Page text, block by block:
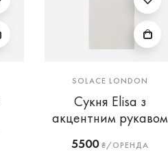
SOLACE LONDON
Сукня Elisa з
акцентним рукавом
5500₴/ОРЕНДА